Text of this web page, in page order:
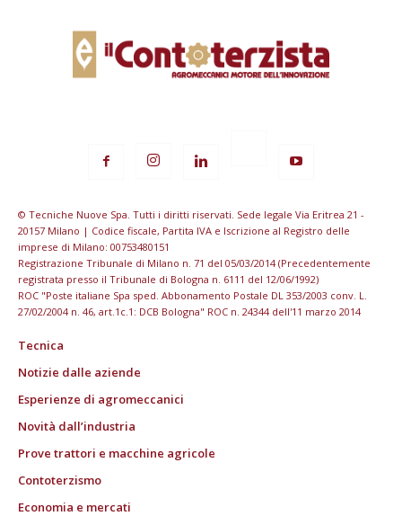
© Tecniche Nuove Spa. Tutti i diritti riservati. Sede legale Via Eritrea 21 -
20157 Milano | Codice fiscale, Partita IVA e Iscrizione al Registro delle
imprese di Milano: 00753480151
Registrazione Tribunale di Milano n. 71 del 05/03/2014 (Precedentemente
registrata presso il Tribunale di Bologna n. 6111 del 12/06/1992)
ROC "Poste italiane Spa sped. Abbonamento Postale DL 353/2003 conv. L.
27/02/2004 n. 46, art.1c.1: DCB Bologna" ROC n. 24344 dell'11 marzo 2014
Tecnica
Notizie dalle aziende
Esperienze di agromeccanici
Novità dall’industria
Prove trattori e macchine agricole
Contoterzismo
Economia e mercati